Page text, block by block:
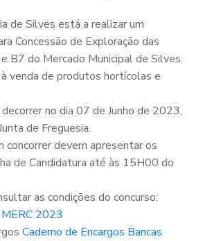
de Silves está a realizar um
Concessão de Exploração das
B7 do Mercado Municipal de Silves.
venda de produtos hortícolas e
no dia 07 de Junho de 2023,
de Freguesia.
concorrer devem apresentar os
de Candidatura até às 15H00 do
as condições do concurso:
2023
Caderno de Encargos Bancas